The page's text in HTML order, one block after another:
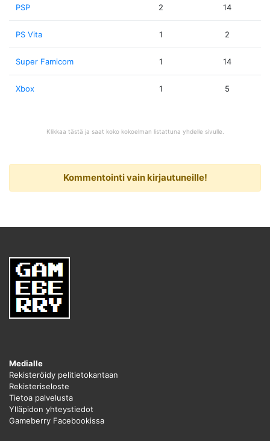
PSP 2 14
PS Vita 1 2
Super Famicom 1 14
Xbox 1 5
Klikkaa tästä ja saat koko kokoelman listattuna yhdelle sivulle.
Kommentointi vain kirjautuneille!
Medialle
Rekisteröidy pelitietokantaan
Rekisteriseloste
Tietoa palvelusta
Ylläpidon yhteystiedot
Gameberry Facebookissa